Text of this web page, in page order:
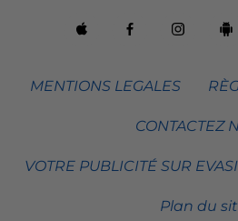
MENTIONS LEGALES
CONTACTEZ
VOTRE PUBLICITÉ SUR
Plan du